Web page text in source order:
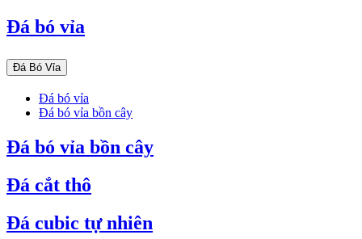
Đá bó vỉa
Đá Bó Vỉa
Đá bó vỉa
Đá bó vỉa bồn cây
Đá bó vỉa bồn cây
Đá cắt thô
Đá cubic tự nhiên